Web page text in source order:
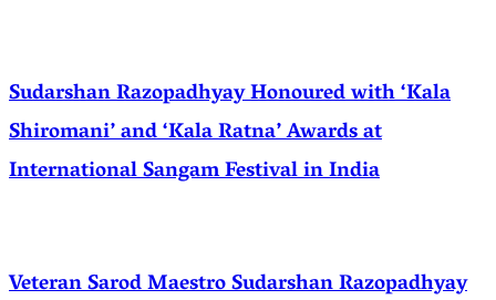
Sudarshan Razopadhyay Honoured with ‘Kala
Shiromani’ and ‘Kala Ratna’ Awards at
International Sangam Festival in India
Veteran Sarod Maestro Sudarshan Razopadhyay